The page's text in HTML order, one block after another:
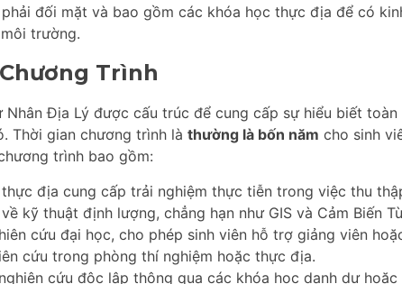
đối mặt và bao gồm các khóa học thực địa để có
trường.
Trình
Nhân Địa Lý được cấu trúc để cung cấp sự hiểu biết
Thời gian chương trình là thường là bốn năm cho sinh
trình bao gồm:
địa cung cấp trải nghiệm thực tiễn trong việc thu
kỹ thuật định lượng, chẳng hạn như GIS và Cảm Biến
cứu đại học, cho phép sinh viên hỗ trợ giảng viên
cứu trong phòng thí nghiệm hoặc thực địa.
cứu độc lập thông qua các khóa học danh dự